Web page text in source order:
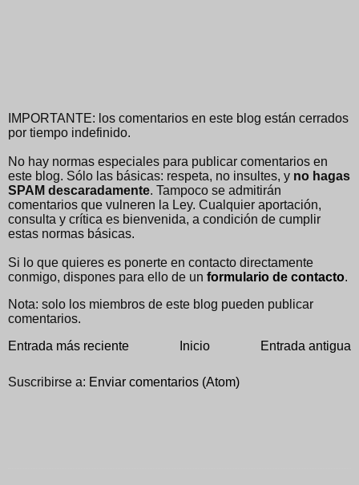
IMPORTANTE: los comentarios en este blog están cerrados
por tiempo indefinido.
No hay normas especiales para publicar comentarios en
este blog. Sólo las básicas: respeta, no insultes, y no hagas
SPAM descaradamente. Tampoco se admitirán
comentarios que vulneren la Ley. Cualquier aportación,
consulta y crítica es bienvenida, a condición de cumplir
estas normas básicas.
Si lo que quieres es ponerte en contacto directamente
conmigo, dispones para ello de un formulario de contacto.
Nota: solo los miembros de este blog pueden publicar
comentarios.
Entrada más reciente
Entrada antigua
Inicio
Suscribirse a: Enviar comentarios (Atom)